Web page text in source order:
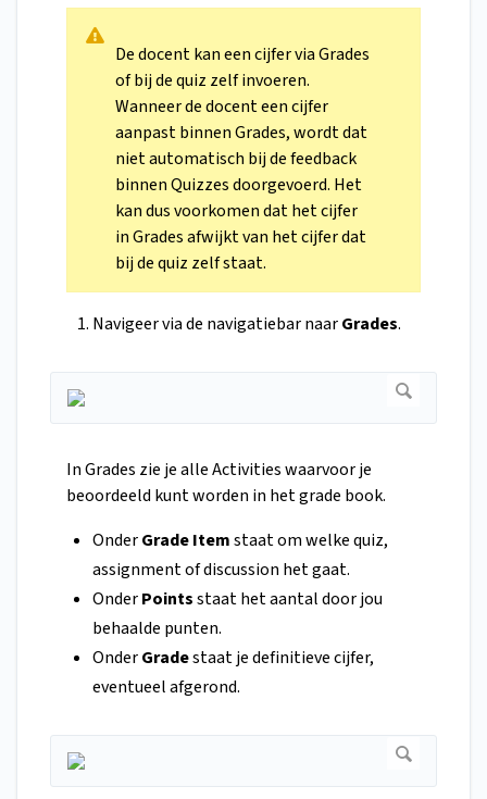
De docent kan een cijfer via Grades
of bij de quiz zelf invoeren.
Wanneer de docent een cijfer
aanpast binnen Grades, wordt dat
niet automatisch bij de feedback
binnen Quizzes doorgevoerd. Het
kan dus voorkomen dat het cijfer
in Grades afwijkt van het cijfer dat
bij de quiz zelf staat.
Navigeer via de navigatiebar naarGrades.
In Grades zie je alle Activities waarvoor je
beoordeeld kunt worden in het grade book.
OnderGrade Itemstaat om welke quiz,
assignment of discussion het gaat.
OnderPointsstaat het aantal door jou
behaalde punten.
OnderGradestaat je definitieve cijfer,
eventueel afgerond.